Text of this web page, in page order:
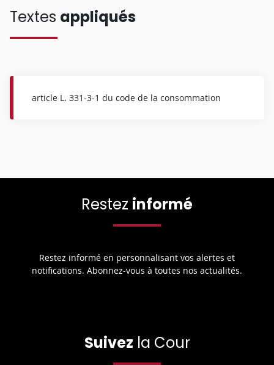
Textes appliqués
article L. 331-3-1 du code de la consommation
Restez informé
Restez informé en personnalisant vos alertes et
notifications. Abonnez-vous à toutes nos actualités.
Suivez la Cour